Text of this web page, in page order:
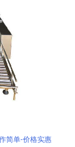
简单-价格实惠